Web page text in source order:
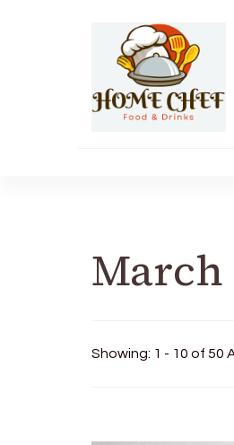
March
Showing: 1 - 10 of 50